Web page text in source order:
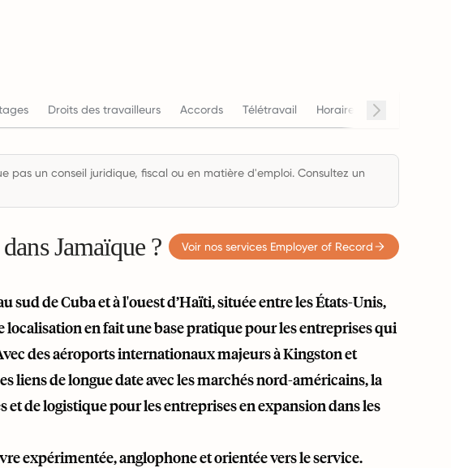
Droits des travailleurs Accords Télétravail Horaires de travail
un conseil juridique, fiscal ou en matière d'emploi. Consultez un
Jamaïque ? Voir nos services Employer of Record
sud de Cuba et à l'ouest d’Haïti, située entre les États-Unis,
localisation en fait une base pratique pour les entreprises qui
des aéroports internationaux majeurs à Kingston et
liens de longue date avec les marchés nord-américains, la
de logistique pour les entreprises en expansion dans les
expérimentée, anglophone et orientée vers le service.